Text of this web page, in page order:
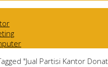
"Jual Partisi Kantor